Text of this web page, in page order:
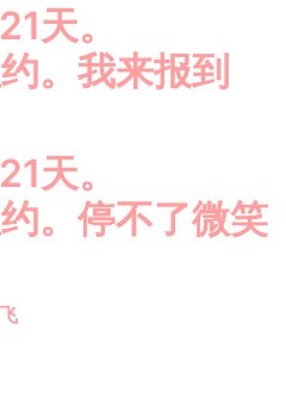
天。
。我来报到
天。
。停不了微笑